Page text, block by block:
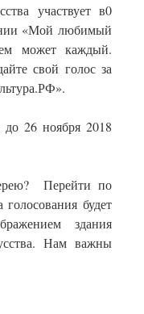
участвует в0
«Мой любимый
может каждый.
свой голос за
26 ноября 2018
Перейти по
будет
здания
Нам важны